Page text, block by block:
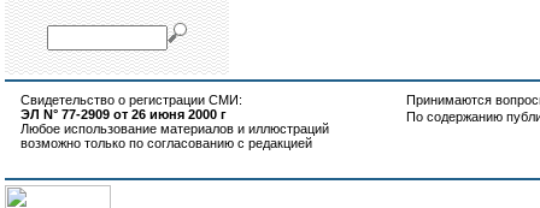
Свидетельство о регистрации СМИ:
ЭЛ N° 77-2909 от 26 июня 2000 г
Любое использование материалов и иллюстраций
возможно только по согласованию с редакцией
Принимаются
По содержанию